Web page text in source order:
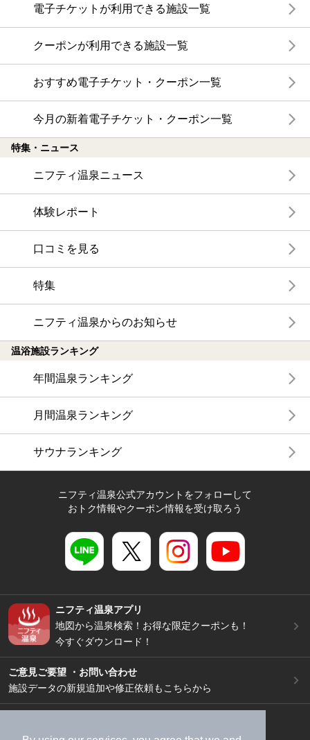
電子チケットが利用できる施設一覧
クーポンが利用できる施設一覧
おすすめ電子チケット・クーポン一覧
今月の新着電子チケット・クーポン一覧
特集・ニュース
ニフティ温泉ニュース
体験レポート
口コミを見る
特集
ニフティ温泉からのお知らせ
温浴施設ランキング
年間温泉ランキング
月間温泉ランキング
サウナランキング
ニフティ温泉公式アカウントをフォローして
おトク情報やクーポン情報を受け取ろう
ニフティ温泉アプリ
地図から温泉検索！お得な限定クーポンも！
今すぐダウンロード！
ご意見ご要望 ・お問い合わせ
施設データの新規追加や修正依頼もこちらから